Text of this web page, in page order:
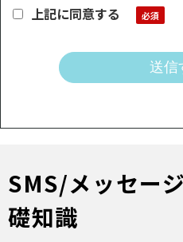
上記に同意する
SMS/メッセー
礎知識